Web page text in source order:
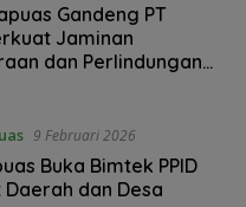
Gandeng PT
Jaminan
dan Perlindungan
9 Februari 2026
Buka Bimtek PPID
dan Desa